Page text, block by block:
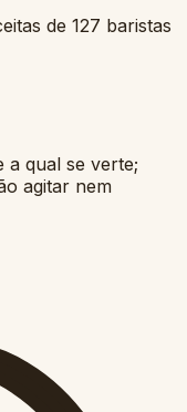
de 127 baristas
a qual se verte;
agitar nem